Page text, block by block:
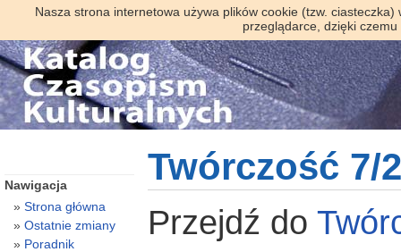
Nasza strona internetowa używa plików cookie (tzw.
przeglądarce, dzięki
Twórczość 7/
Przejdź do
Nawigacja
Strona główna
Ostatnie zmiany
Poradnik